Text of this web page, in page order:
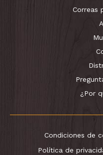
Correas
¿Por
Condiciones de
Política de